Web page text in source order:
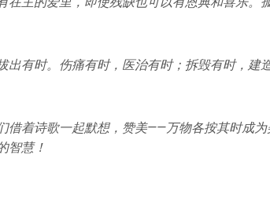
出有时。伤痛有时，医治有时；拆毁有时，建
借着诗歌一起默想，赞美——万物各按其时成
智慧！